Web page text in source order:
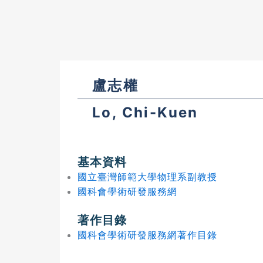
盧志權
Lo, Chi-Kuen
基本資料
國立臺灣師範大學物理系副教授
國科會學術研發服務網
著作目錄
國科會學術研發服務網著作目錄